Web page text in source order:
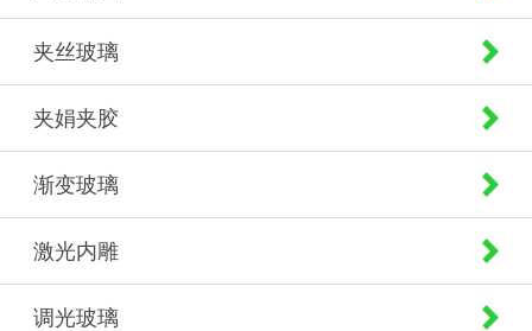
夹丝玻璃
夹娟夹胶
渐变玻璃
激光内雕
调光玻璃